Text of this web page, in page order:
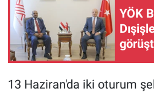
YÖK
13 Haziran'da iki oturum